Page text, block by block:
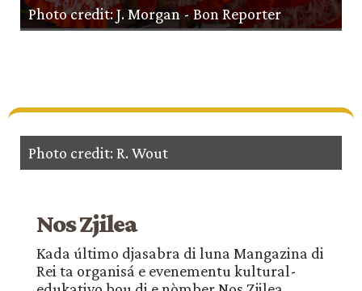
Photo credit: J. Morgan - Bon Reporter
Photo credit: R. Wout
Nos Zjilea
Kada último djasabra di luna Mangazina di
Rei ta organisá e evenementu kultural-